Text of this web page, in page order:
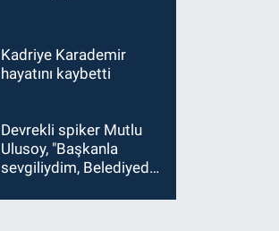
Kadriye Karademir
hayatını kaybetti
Devrekli spiker Mutlu
Ulusoy, "Başkanla
sevgiliydim, Belediyede